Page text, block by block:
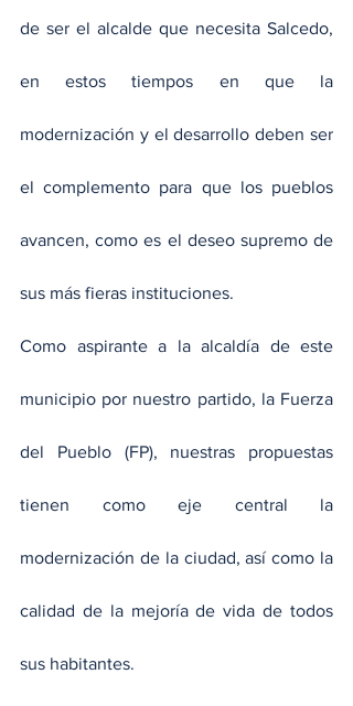
de ser el alcalde que necesita Salcedo,
en estos tiempos en que la
modernización y el desarrollo deben ser
el complemento para que los pueblos
avancen, como es el deseo supremo de
sus más fieras instituciones.
Como aspirante a la alcaldía de este
municipio por nuestro partido, la Fuerza
del Pueblo (FP), nuestras propuestas
tienen como eje central la
modernización de la ciudad, así como la
calidad de la mejoría de vida de todos
sus habitantes.